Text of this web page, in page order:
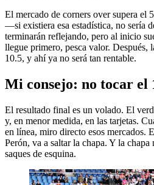
El mercado de corners over supera el
—si existiera esa estadística, no sería
terminarán reflejando, pero al inicio
llegue primero, pesca valor. Después,
10.5, y ahí ya no será tan rentable.
Mi consejo: no tocar el
El resultado final es un volado. El
y, en menor medida, en las tarjetas.
en línea, miro directo esos mercados.
Perón, va a saltar la chapa. Y la chapa
saques de esquina.